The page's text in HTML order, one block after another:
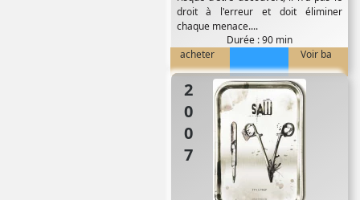
droit à l'erreur et doit éliminer
chaque menace....
Durée : 90 min
acheter
Voir ba
2007